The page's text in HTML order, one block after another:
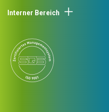
Interner Bereich